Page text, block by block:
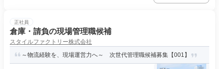
正社員
倉庫・請負の現場管理職候補
スタイルファクトリー株式会社
～物流経験を、現場運営力へ～ 次世代管理職候補募集【001】